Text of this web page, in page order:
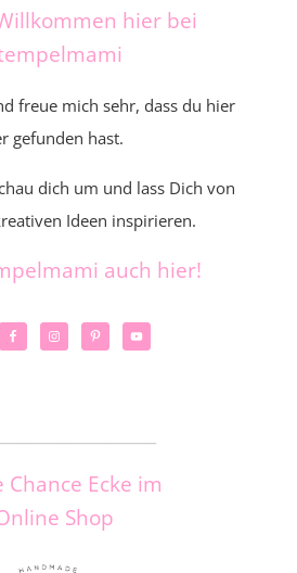
hier bei
freue mich sehr, dass du hier
gefunden hast.
dich um und lass Dich von
Ideen inspirieren.
auch hier!
Chance Ecke im
Shop